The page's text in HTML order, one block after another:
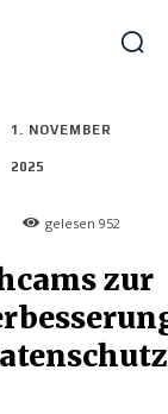
1. NOVEMBER
2025
gelesen 952
zur